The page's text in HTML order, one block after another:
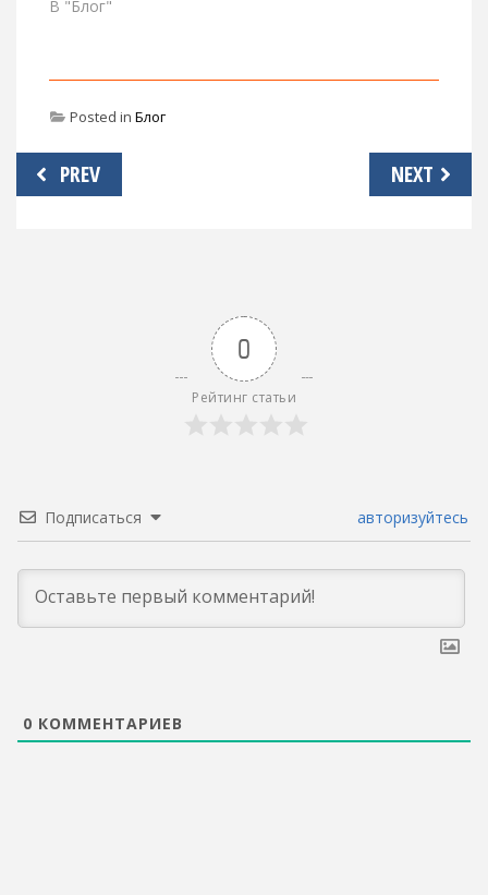
В "Блог"
Posted in Блог
Навигация
по
PREV NEXT
0
Рейтинг статьи
Подписаться авторизуйтесь
0 КОММЕНТАРИЕВ